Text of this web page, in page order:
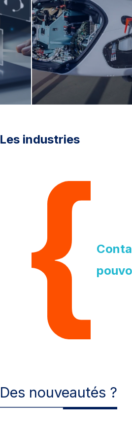
Phase de
Phase de
Phase réactive
Les industries
Des nouveautés ?